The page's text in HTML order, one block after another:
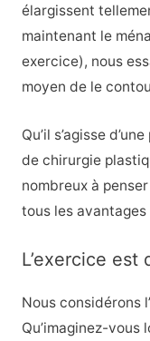
élargissent
maintenant le
exercice), nous
moyen de le
Qu’il s’agisse
de chirurgie
nombreux à
tous les avantages
L’exercice est
Nous considérons
Qu’imaginez-vous